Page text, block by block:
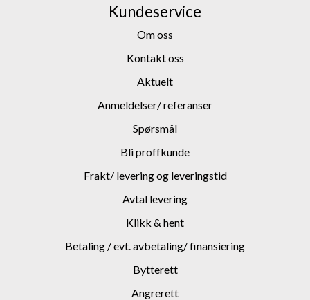
Kundeservice
Om oss
Kontakt oss
Aktuelt
Anmeldelser/ referanser
Spørsmål
Bli proffkunde
Frakt/ levering og leveringstid
Avtal levering
Klikk & hent
Betaling / evt. avbetaling/ finansiering
Bytterett
Angrerett